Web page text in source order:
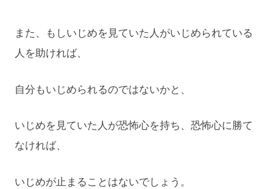
また、もしいじめを見ていた人がいじめられている
人を助ければ、
自分もいじめられるのではないかと、
いじめを見ていた人が恐怖心を持ち、恐怖心に勝て
なければ、
いじめが止まることはないでしょう。